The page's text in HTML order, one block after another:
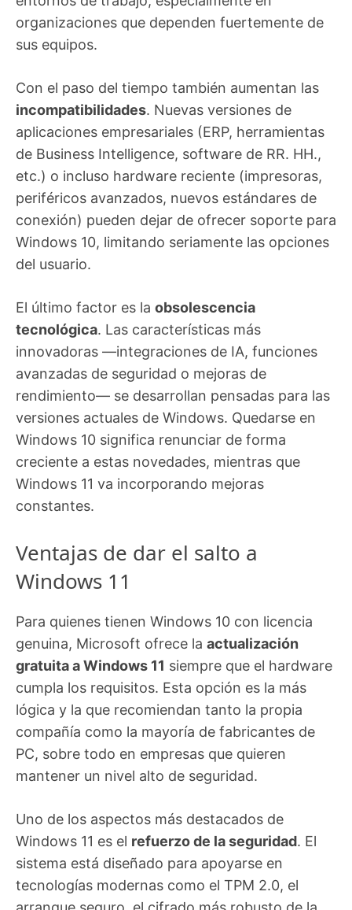
organizaciones que dependen fuertemente de
sus equipos.
Con el paso del tiempo también aumentan las
incompatibilidades. Nuevas versiones de
aplicaciones empresariales (ERP, herramientas
de Business Intelligence, software de RR. HH.,
etc.) o incluso hardware reciente (impresoras,
periféricos avanzados, nuevos estándares de
conexión) pueden dejar de ofrecer soporte para
Windows 10, limitando seriamente las opciones
del usuario.
El último factor es la obsolescencia
tecnológica. Las características más
innovadoras —integraciones de IA, funciones
avanzadas de seguridad o mejoras de
rendimiento— se desarrollan pensadas para las
versiones actuales de Windows. Quedarse en
Windows 10 significa renunciar de forma
creciente a estas novedades, mientras que
Windows 11 va incorporando mejoras
constantes.
Ventajas de dar el salto a
Windows 11
Para quienes tienen Windows 10 con licencia
genuina, Microsoft ofrece la actualización
gratuita a Windows 11 siempre que el hardware
cumpla los requisitos. Esta opción es la más
lógica y la que recomiendan tanto la propia
compañía como la mayoría de fabricantes de
PC, sobre todo en empresas que quieren
mantener un nivel alto de seguridad.
Uno de los aspectos más destacados de
Windows 11 es el refuerzo de la seguridad. El
sistema está diseñado para apoyarse en
tecnologías modernas como el TPM 2.0, el